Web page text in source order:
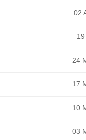
02
24
17
10
03